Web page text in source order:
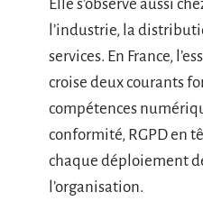
Elle s’observe aussi
l’industrie, la
services. En France,
croise deux courants
compétences
conformité, RGPD en
chaque déploiement
l’organisation.